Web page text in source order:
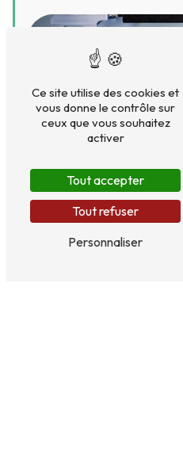
Ce site utilise des cookies et
vous donne le contrôle sur
ceux que vous souhaitez
activer
Tout accepter
Tout refuser
Personnaliser